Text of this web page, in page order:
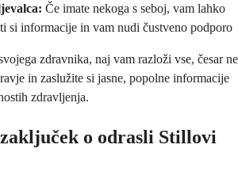
Če imate nekoga s seboj, vam lahko
si informacije in vam nudi čustveno podporo
zdravnika, naj vam razloži vse, česar ne
in zaslužite si jasne, popolne informacije
zdravljenja.
o odrasli Stillovi